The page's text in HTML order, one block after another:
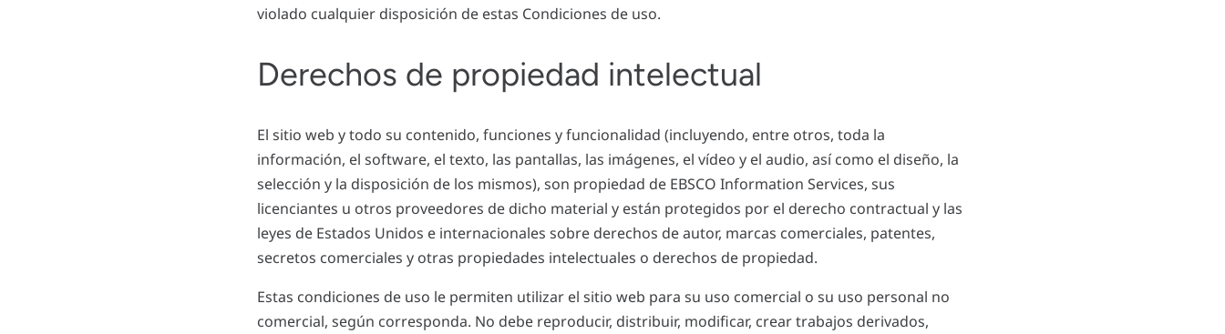
violado cualquier disposición de estas Condiciones de uso.
Derechos de propiedad intelectual
El sitio web y todo su contenido, funciones y funcionalidad (incluyendo, entre otros, toda la
información, el software, el texto, las pantallas, las imágenes, el vídeo y el audio, así como el diseño, la
selección y la disposición de los mismos), son propiedad de EBSCO Information Services, sus
licenciantes u otros proveedores de dicho material y están protegidos por el derecho contractual y las
leyes de Estados Unidos e internacionales sobre derechos de autor, marcas comerciales, patentes,
secretos comerciales y otras propiedades intelectuales o derechos de propiedad.
Estas condiciones de uso le permiten utilizar el sitio web para su uso comercial o su uso personal no
comercial, según corresponda. No debe reproducir, distribuir, modificar, crear trabajos derivados,